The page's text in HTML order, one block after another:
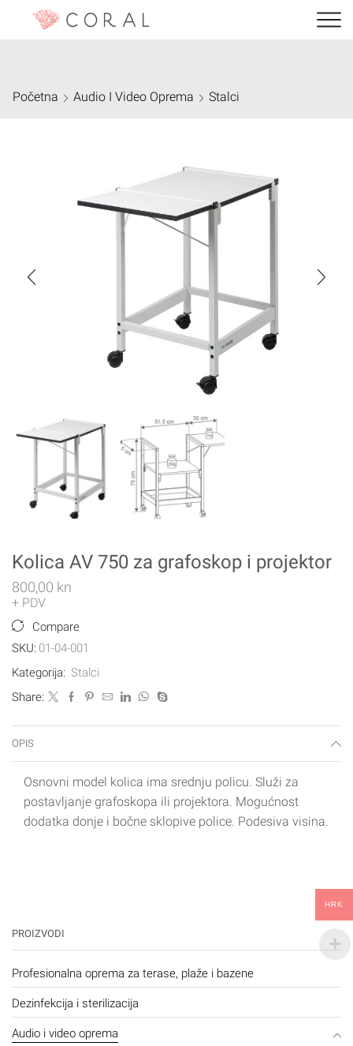
Početna Audio I Video Oprema Stalci
Kolica AV 750 za grafoskop i projektor
800,00 kn
+ PDV
Compare
SKU: 01-04-001
Kategorija: Stalci
Share:
OPIS
Osnovni model kolica ima srednju policu. Služi za
postavljanje grafoskopa ili projektora. Mogućnost
dodatka donje i bočne sklopive police. Podesiva visina.
PROIZVODI
Profesionalna oprema za terase, plaže i bazene
Dezinfekcija i sterilizacija
Audio i video oprema
HRK